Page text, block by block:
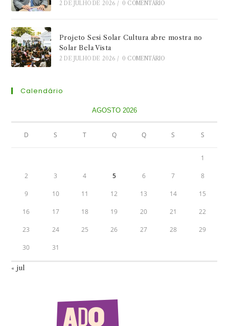
2 DE JULHO DE 2026 / 0 COMENTÁRIO
Projeto Sesi Solar Cultura abre mostra no
Solar Bela Vista
2 DE JULHO DE 2026 / 0 COMENTÁRIO
Calendário
AGOSTO 2026
D S T Q Q S S
1
2 3 4 5 6 7 8
9 10 11 12 13 14 15
16 17 18 19 20 21 22
23 24 25 26 27 28 29
30 31
« jul